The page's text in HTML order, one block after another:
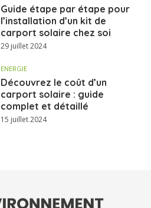
Guide étape par étape pour
l’installation d’un kit de
carport solaire chez soi
29 juillet 2024
ENERGIE
Découvrez le coût d’un
carport solaire : guide
complet et détaillé
15 juillet 2024